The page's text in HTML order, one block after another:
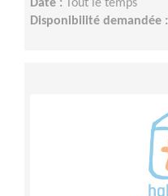
Date :
Tout le temps
Disponibilité demandée :